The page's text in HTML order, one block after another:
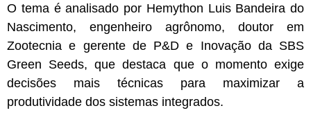
O tema é analisado por Hemython Luis Bandeira do
Nascimento, engenheiro agrônomo, doutor em
Zootecnia e gerente de P&D e Inovação da SBS
Green Seeds, que destaca que o momento exige
decisões mais técnicas para maximizar a
produtividade dos sistemas integrados.